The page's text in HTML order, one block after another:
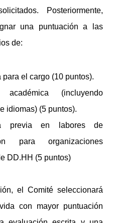
Posteriormente,
una puntuación a las
de:
para el cargo (10 puntos).
académica (incluyendo
idiomas) (5 puntos).
previa en labores de
para organizaciones
DD.HH (5 puntos)
el Comité seleccionará
con mayor puntuación